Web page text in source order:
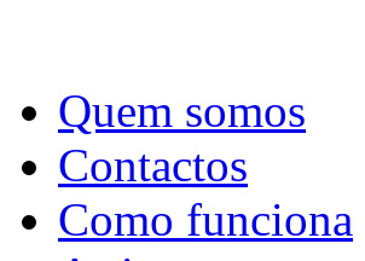
Quem somos
Contactos
Como funciona